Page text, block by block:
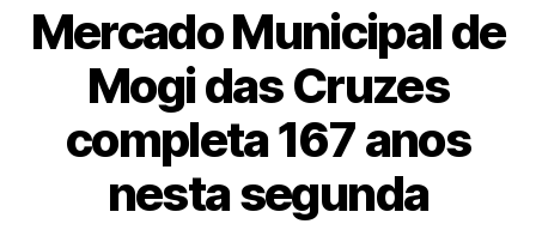
Mercado Municipal de
Mogi das Cruzes
completa 167 anos
nesta segunda